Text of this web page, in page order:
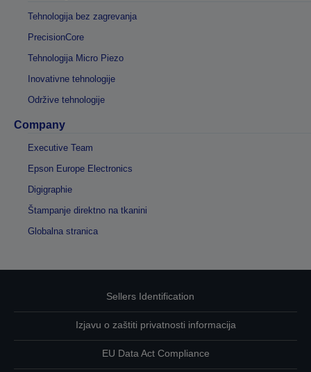
Tehnologija bez zagrevanja
PrecisionCore
Tehnologija Micro Piezo
Inovativne tehnologije
Održive tehnologije
Company
Executive Team
Epson Europe Electronics
Digigraphie
Štampanje direktno na tkanini
Globalna stranica
Sellers Identification
Izjavu o zaštiti privatnosti informacija
EU Data Act Compliance